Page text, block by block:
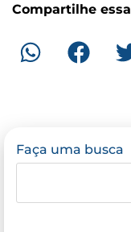
Compartilhe
Faça uma busca